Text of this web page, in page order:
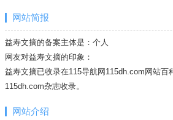
网站简报
益寿文摘的备案主体是：个人
网友对益寿文摘的印象：
益寿文摘已收录在115导航网115dh.com网站百
115dh.com杂志收录。
网站介绍